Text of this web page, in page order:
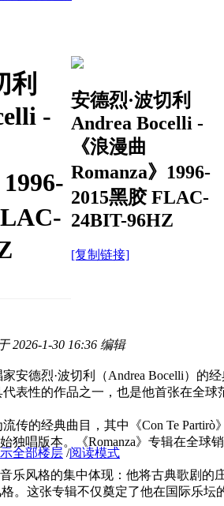
利
-
安德烈·波切利
Andrea Bocelli -
《浪漫曲
Romanza》1996-
2015黑胶 FLAC-
24BIT-96HZ
[复制链接]
全部楼层 /阅读模式
2026-1-30 16:36 编辑
安德烈·波切利（Andrea Bocelli）的
表性的作品之一，也是他首张在全球
传的经典曲目，其中《Con Te
始独唱版本。《Romanza》专辑在全
音乐风格的集中体现：他将古典歌剧
格。这张专辑不仅奠定了他在国际乐